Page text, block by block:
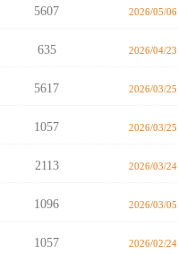
5607 2026/05/06
635 2026/04/23
5617 2026/03/25
1057 2026/03/25
2113 2026/03/24
1096 2026/03/05
1057 2026/02/24